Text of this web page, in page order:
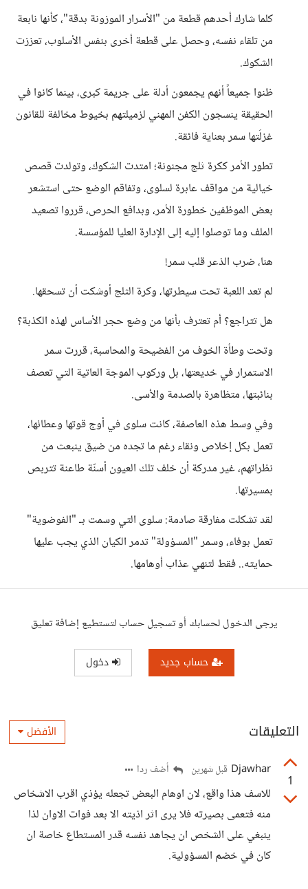
كلما شارك أحدهم قطعة من "الأسرار الموزونة بدقة"، كأنها نابعة
من تلقاء نفسه، وحصل على قطعة أخرى بنفس الأسلوب، تعززت
الشكوك.
ظنوا جميعاً أنهم يجمعون أدلة على جريمة كبرى، بينما كانوا في
الحقيقة ينسجون الكفن المهني لزميلتهم بخيوط مخالفة للقانون
غزلَتها سمر بعناية فائقة.
تطور الأمر ككرة ثلج مجنونة؛ امتدت الشكوك، وتولدت قصص
خيالية من مواقف عابرة لسلوى، وتفاقم الوضع حتى استشعر
بعض الموظفين خطورة الأمر، وبدافع الحرص، قرروا تصعيد
الملف وما توصلوا إليه إلى الإدارة العليا للمؤسسة.
هنا، ضرب الذعر قلب سمر!
لم تعد اللعبة تحت سيطرتها، وكرة الثلج أوشكت أن تسحقها.
هل تتراجع؟ أم تعترف بأنها من وضع حجر الأساس لهذه الكذبة؟
وتحت وطأة الخوف من الفضيحة والمحاسبة، قررت سمر
الاستمرار في خديعتها، بل وركوب الموجة العاتية التي تعصف
بنائبتها، متظاهرة بالصدمة والأسى.
وفي وسط هذه العاصفة، كانت سلوى في أوج قوتها وعطائها،
تعمل بكل إخلاص ونقاء رغم ما تجده من ضيق ينبعث من
نظراتهم، غير مدركة أن خلف تلك العيون أسنّة طاعنة تتربص
بمسيرتها.
لقد تشكلت مفارقة صادمة: سلوى التي وسمت بـ "الفوضوية"
تعمل بوفاء، وسمر "المسؤولة" تدمر الكيان الذي يجب عليها
حمايته.. فقط لتنهي عذاب أوهامها.
يرجى الدخول لحسابك أو تسجيل حساب لتستطيع إضافة تعليق
حساب جديد دخول
التعليقات الأفضل
1
Djawhar قبل شهرين أضف ردا
للاسف هذا واقع، لان اوهام البعض تجعله يؤذي اقرب الاشخاص
منه فتعمى بصيرته فلا يرى اثر اذيته الا بعد فوات الاوان لذا
ينبغي على الشخص ان يجاهد نفسه قدر المستطاع خاصة ان
كان في خضم المسؤولية.